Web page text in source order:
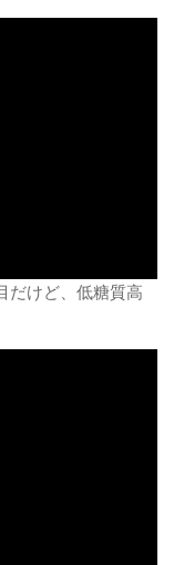
だけど、低糖質高